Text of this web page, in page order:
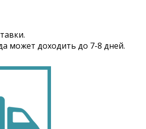
может доходить до 7-8 дней.